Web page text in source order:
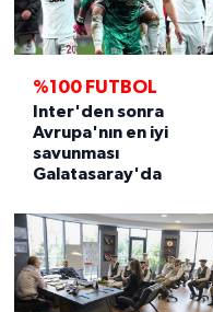
%100 FUTBOL
Inter'den sonra
Avrupa'nın en iyi
savunması
Galatasaray'da